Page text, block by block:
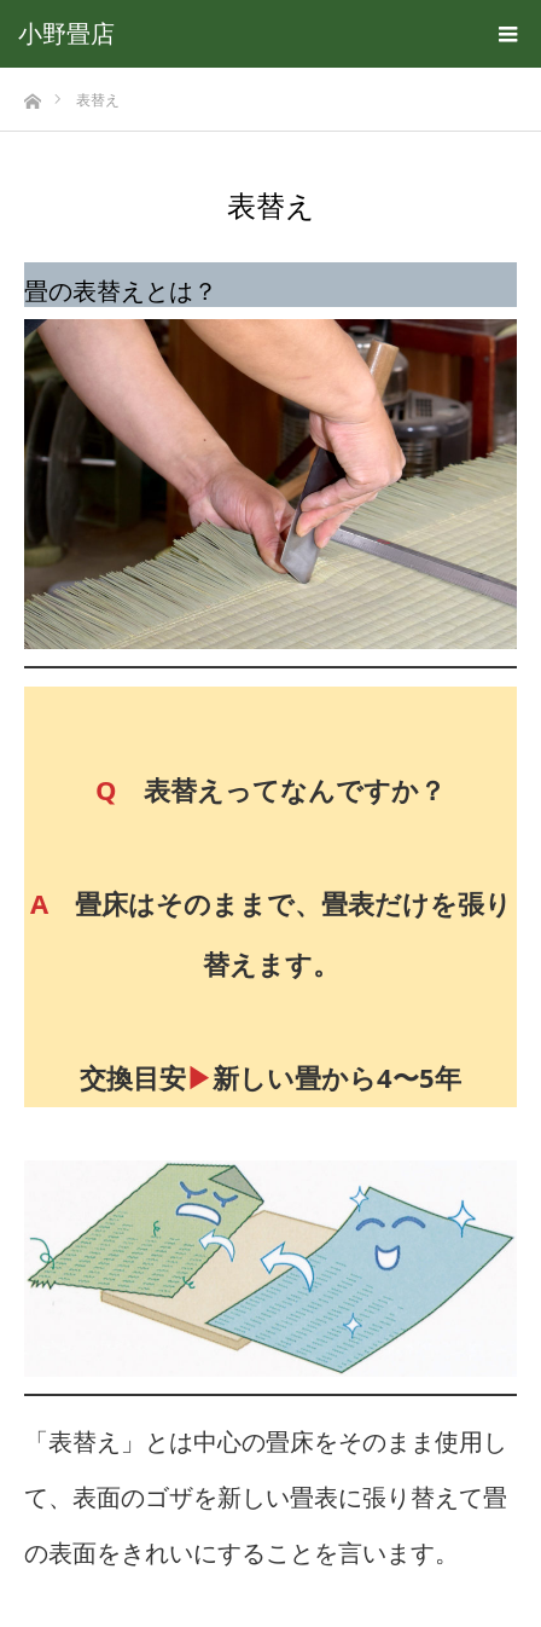
小野畳店
ホーム表替え
表替え
畳の表替えとは？
Q 表替えってなんですか？
A
畳床はそのままで、畳表だけを張り
替えます。
交換目安▶︎新しい畳から4〜5年
「表替え」とは中心の畳床をそのまま使用し
て、表面のゴザを新しい畳表に張り替えて畳
の表面をきれいにすることを言います。